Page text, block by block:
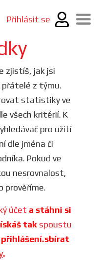
Přihlásit se
zjistíš, jak jsi
z týmu.
statistiky ve
všech kritérií. K
pro užití
dle jména či
Pokud ve
nesrovnalost,
prověříme.
účet a stáhni si
tak spoustu
přihlášení.sbírat
.